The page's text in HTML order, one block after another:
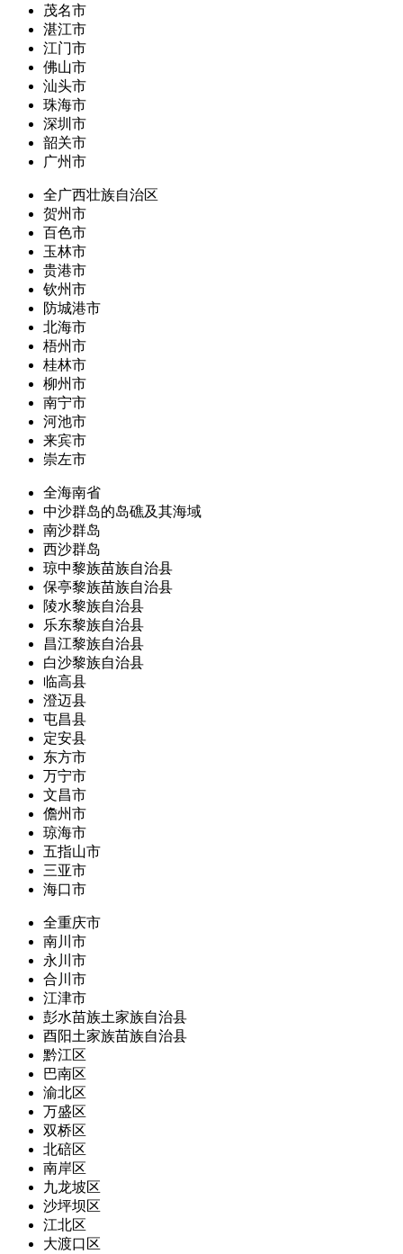
茂名市
湛江市
江门市
佛山市
汕头市
珠海市
深圳市
韶关市
广州市
全广西壮族自治区
贺州市
百色市
玉林市
贵港市
钦州市
防城港市
北海市
梧州市
桂林市
柳州市
南宁市
河池市
来宾市
崇左市
全海南省
中沙群岛的岛礁及其海域
南沙群岛
西沙群岛
琼中黎族苗族自治县
保亭黎族苗族自治县
陵水黎族自治县
乐东黎族自治县
昌江黎族自治县
白沙黎族自治县
临高县
澄迈县
屯昌县
定安县
东方市
万宁市
文昌市
儋州市
琼海市
五指山市
三亚市
海口市
全重庆市
南川市
永川市
合川市
江津市
彭水苗族土家族自治县
酉阳土家族苗族自治县
黔江区
巴南区
渝北区
万盛区
双桥区
北碚区
南岸区
九龙坡区
沙坪坝区
江北区
大渡口区